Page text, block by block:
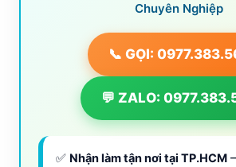
Chuyên Nghiệp
📞 GỌI:
💬 ZALO:
✅ Nhận làm tận nơi tại TP.HCM